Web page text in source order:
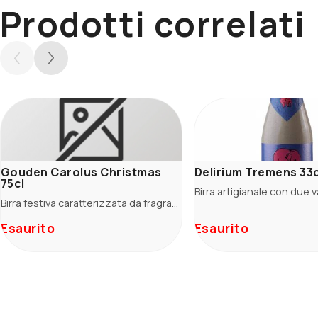
Prodotti correlati
Gouden Carolus Christmas
75cl
Birra festiva caratterizzata da fragranze di liquirizia, frutta rossa e scura.
Esaurito
Delirium Tremens
Esaurito